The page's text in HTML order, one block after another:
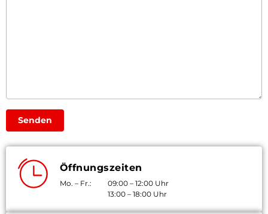
Senden
Öffnungszeiten
Mo. – Fr.:
09:00 – 12:00 Uhr
13:00 – 18:00 Uhr